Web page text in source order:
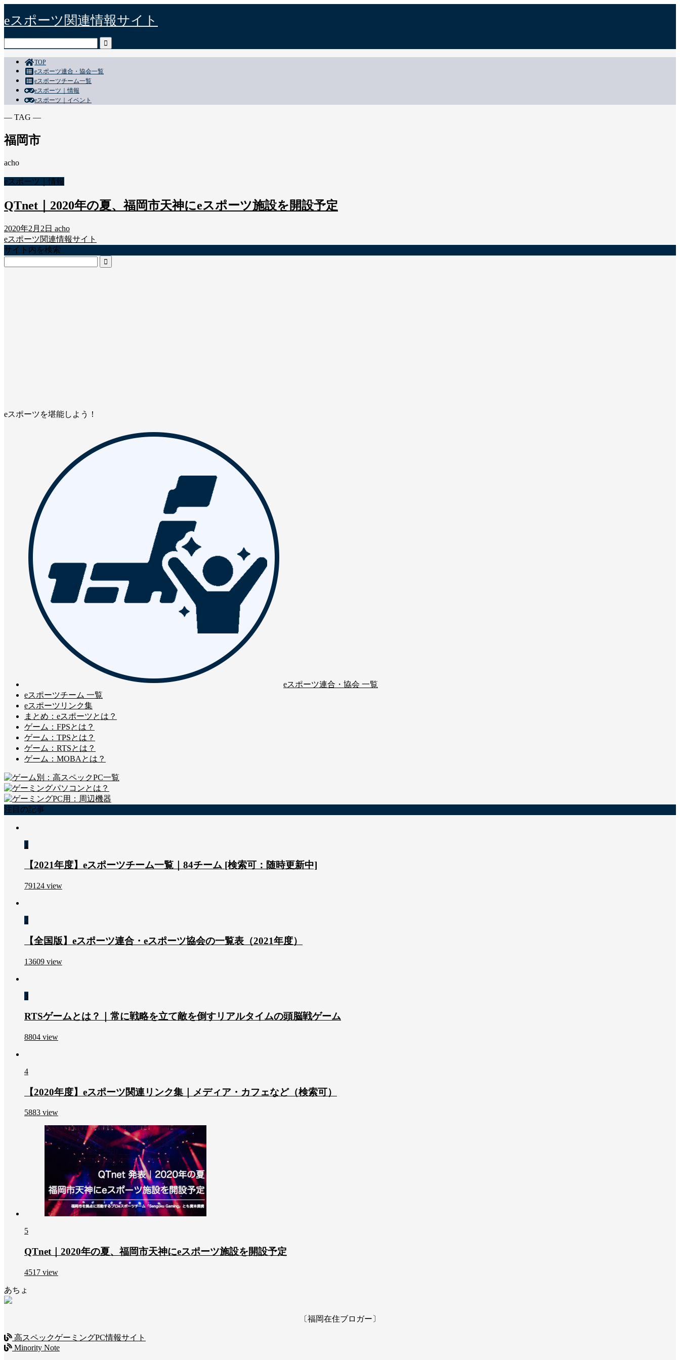
eスポーツ関連情報サイト
TOP
eスポーツ連合・協会一覧
eスポーツチーム一覧
eスポーツ｜情報
eスポーツ｜イベント
― TAG ―
福岡市
acho
eスポーツ｜情報
QTnet｜2020年の夏、福岡市天神にeスポーツ施設を開設予定
2020年2月2日 acho
eスポーツ関連情報サイト
サイト内を検索
eスポーツを堪能しよう！
eスポーツ連合・協会 一覧
eスポーツチーム 一覧
eスポーツリンク集
まとめ：eスポーツとは？
ゲーム：FPSとは？
ゲーム：TPSとは？
ゲーム：RTSとは？
ゲーム：MOBAとは？
注目の記事
1
【2021年度】eスポーツチーム一覧｜84チーム [検索可：随時更新中]
79124 view
2
【全国版】eスポーツ連合・eスポーツ協会の一覧表（2021年度）
13609 view
3
RTSゲームとは？｜常に戦略を立て敵を倒すリアルタイムの頭脳戦ゲーム
8804 view
4
【2020年度】eスポーツ関連リンク集｜メディア・カフェなど（検索可）
5883 view
5
QTnet｜2020年の夏、福岡市天神にeスポーツ施設を開設予定
4517 view
あちょ
〔福岡在住ブロガー〕
高スペックゲーミングPC情報サイト
Minority Note